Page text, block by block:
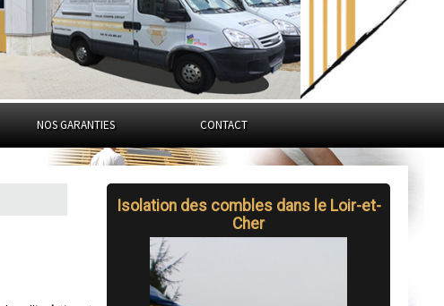
NOS GARANTIES CONTACT
Isolation des combles dans le Loir-et-
Cher